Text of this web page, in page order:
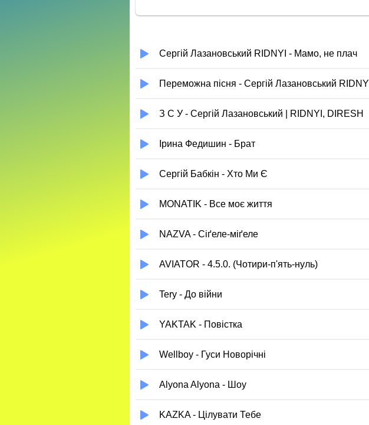
Сергій Лазановський RIDNYI - Мамо, не плач
Переможна пісня - Сергій Лазановський RIDNYI
З C У - Сергій Лазановський | RIDNYI, DIRESH
Ірина Федишин - Брат
Сергій Бабкін - Хто Ми Є
MONATIK - Все моє життя
NAZVA - Сіґеле-міґеле
AVIATOR - 4.5.0. (Чотири-п'ять-нуль)
Tery - До війни
YAKTAK - Повістка
Wellboy - Гуси Новорiчнi
Alyona Alyona - Шоу
KAZKA - Цілувати Тебе